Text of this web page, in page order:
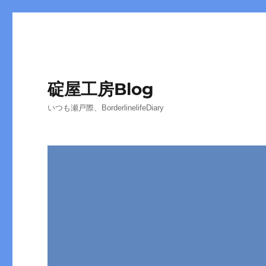
碇屋工房Blog
いつも瀬戸際、BorderlinelifeDiary